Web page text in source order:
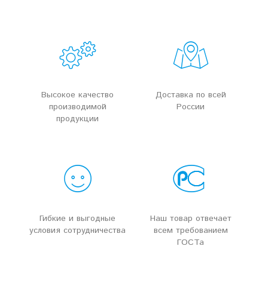
Высокое качество
производимой
продукции
Доставка по всей
России
Гибкие и выгодные
условия сотрудничества
Наш товар отвечает
всем требованием
ГОСТа